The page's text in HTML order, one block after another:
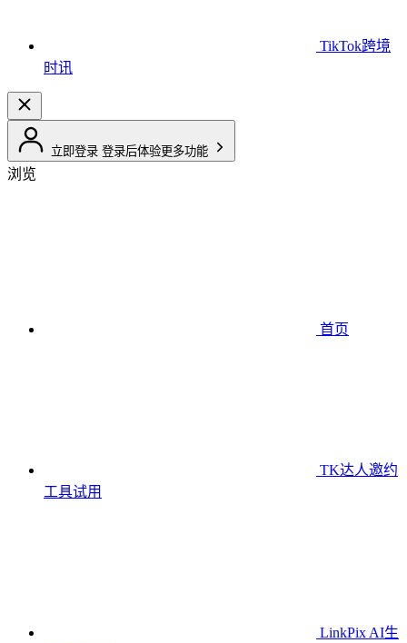
TikTok跨境
时讯
立即登录 登录后体验更多功能
浏览
首页
TK达人邀约
工具试用
LinkPix AI生